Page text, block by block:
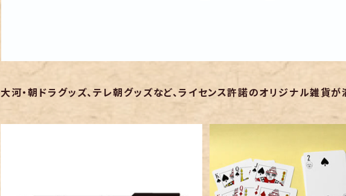
大河・朝ドラグッズ、テレ朝グッズなど、ライセンス許諾のオリジナル雑貨が